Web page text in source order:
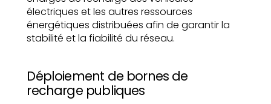
électriques et les autres ressources
énergétiques distribuées afin de garantir la
stabilité et la fiabilité du réseau.
Déploiement de bornes de
recharge publiques